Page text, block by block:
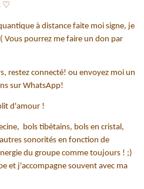
♡
à distance faite moi signe, je
Vous pourrez me faire un don par
restez connecté! ou envoyez moi un
sur WhatsApp!
d'amour !
bols tibétains, bols en cristal,
sonorités en fonction de
du groupe comme toujours ! ;)
et j'accompagne souvent avec ma